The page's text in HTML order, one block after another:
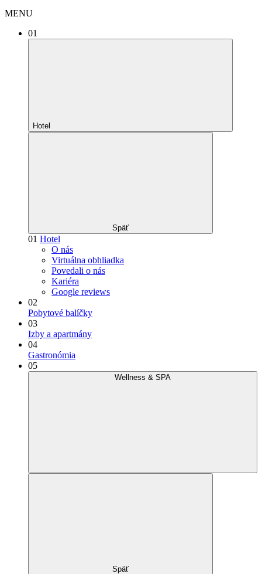
MENU
01
Hotel
Späť
01 Hotel
O nás
Virtuálna obhliadka
Povedali o nás
Kariéra
Google reviews
02
Pobytové balíčky
03
Izby a apartmány
04
Gastronómia
05
Wellness & SPA
Späť